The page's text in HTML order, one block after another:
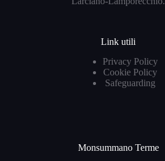
Link utili
Privacy Policy
Cookie Policy
Safeguarding
Monsummano Terme